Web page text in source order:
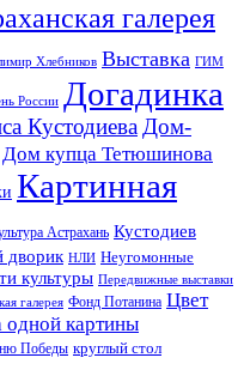
галерея
Хлебников Выставка ГИМ
России Догадинка
Кустодиева Дом-
Дом купца Тетюшинова
Картинная
Астрахань Кустодиев
дворик НЛИ Неугомонные
культуры Передвижные выставки
галерея Фонд Потанина Цвет
одной картины
Победы круглый стол